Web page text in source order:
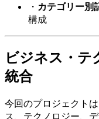
・ カテゴリー別
構成
ビジネス・テ
統合
今回のプロジェクト
ス、テクノロジー、